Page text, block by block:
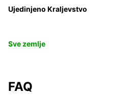
Ujedinjeno Kraljevstvo
Sve zemlje
FAQ